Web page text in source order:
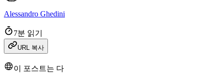
Alessandro Ghedini
7분 읽기
URL 복사
이 포스트는 다